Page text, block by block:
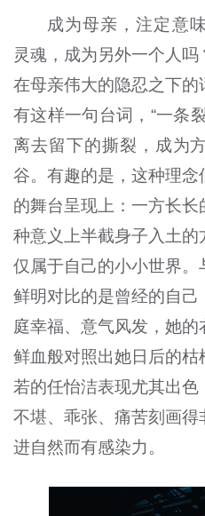
成为母亲，注定意
灵魂，成为另外一个人
在母亲伟大的隐忍之下的
有这样一句台词，“一条
离去留下的撕裂，成为
谷。有趣的是，这种理
的舞台呈现上：一方长
种意义上半截身子入土
仅属于自己的小小世界
鲜明对比的是曾经的自
庭幸福、意气风发，她
鲜血般对照出她日后的
若的任怡洁表现尤其出色
不堪、乖张、痛苦刻画
进自然而有感染力。